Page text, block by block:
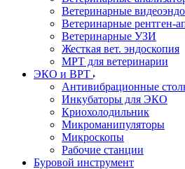
Ветеринарные
Ветеринарные рентген-
Ветеринарные УЗИ
Жесткая вет. эндоскопия
МРТ для ветеринарии
ЭКО и ВРТ
Антивибрационные
Инкубаторы для ЭКО
Криохолодильник
Микроманипуляторы
Микроскопы
Рабочие станции
Буровой инструмент